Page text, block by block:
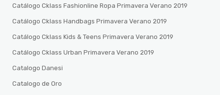
Catálogo Cklass Fashionline Ropa Primavera Verano 2019
Catálogo Cklass Handbags Primavera Verano 2019
Catálogo Cklass Kids & Teens Primavera Verano 2019
Catálogo Cklass Urban Primavera Verano 2019
Catalogo Danesi
Catalogo de Oro